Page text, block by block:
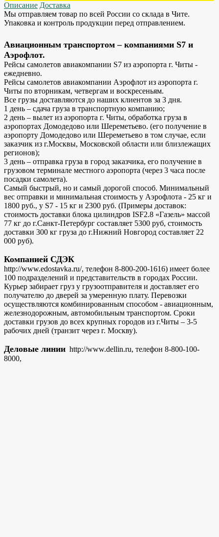
Описание Доставка
Мы отправляем товар по всей России со склада в Чите.
Упаковка и контроль продукции перед отправлением.
Авиационным транспортом – компаниями S7 и
Аэрофлот.
Рейсы самолетов авиакомпании S7 из аэропорта г. Читы -
ежедневно.
Рейсы самолетов авиакомпании Аэрофлот из аэропорта г.
Читы по вторникам, четвергам и воскресеньям.
Все грузы доставляются до наших клиентов за 3 дня.
1 день – сдача груза в транспортную компанию;
2 день – вылет из аэропорта г. Читы, обработка груза в
аэропортах Домодедово или Шереметьево. (его получение в
аэропорту Домодедово или Шереметьево в том случае, если
заказчик из г.Москвы, Московской области или близлежащих
регионов);
3 день – отправка груза в город заказчика, его получение в
грузовом терминале местного аэропорта (через 3 часа после
посадки самолета).
Самый быстрый, но и самый дорогой способ. Минимальный
вес отправки и минимальная стоимость у Аэрофлота - 25 кг и
1800 руб., у S7 - 15 кг и 2300 руб. (Примеры доставок:
стоимость доставки блока цилиндров ISF2.8 «Газель» массой
77 кг до г.Санкт-Петербург составляет 5300 руб, стоимость
доставки 300 кг груза до г.Нижний Новгород составляет 22
000 руб).
Компанией СДЭК
http://www.edostavka.ru/, телефон 8-800-200-1616) имеет более
100 подразделений и представительств в городах России.
Курьер забирает груз у грузоотправителя и доставляет его
получателю до дверей за умеренную плату. Перевозки
осуществляются комбинированным способом - авиационным,
железнодорожным, автомобильным транспортом. Сроки
доставки грузов до всех крупных городов из г.Читы – 3-5
рабочих дней (транзит через г. Москву).
Деловые линии http://www.dellin.ru, телефон 8-800-100-
8000,